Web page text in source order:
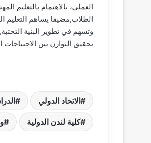
العملي، بالاهتمام بالتعليم
الطلاب,مضيفا يساهم التعليم
وتسهم في تطوير البنية
تحقيق التوازن بين الاحتياجات
الاتحاد الدولي
كلية لندن الدولية